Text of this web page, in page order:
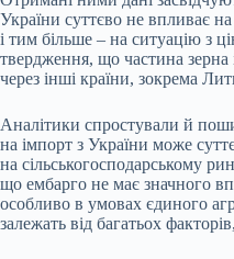
України суттєво не впливає
і тим більше – на ситуацію з
твердження, що частина
через інші країни, зокрема
Аналітики спростували й
на імпорт з України може
на сільськогосподарському
що ембарго не має значного
особливо в умовах єдиного
залежать від багатьох